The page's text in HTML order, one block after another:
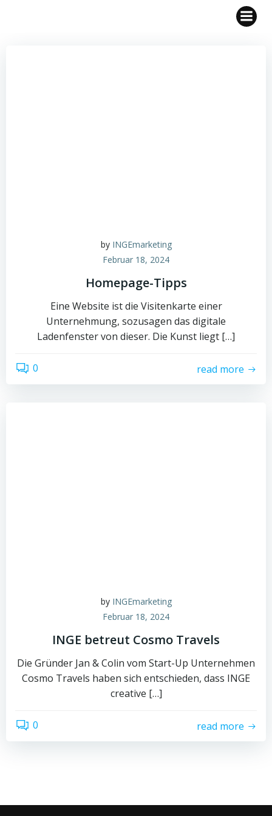
by INGEmarketing
Februar 18, 2024
Homepage-Tipps
Eine Website ist die Visitenkarte einer
Unternehmung, sozusagen das digitale
Ladenfenster von dieser. Die Kunst liegt […]
0 read more
by INGEmarketing
Februar 18, 2024
INGE betreut Cosmo Travels
Die Gründer Jan & Colin vom Start-Up Unternehmen
Cosmo Travels haben sich entschieden, dass INGE
creative […]
0 read more